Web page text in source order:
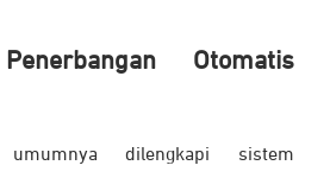
Otomatis
dilengkapi sistem